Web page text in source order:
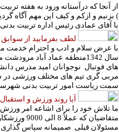
از آنجا که درآستانه ورود به هفته
) بزنیم و ازکم و کیف این مهم آگاه
با آقای عمادی رئیس اداره تربیت بدنی
لطف بفرمایید از
با عرض سلام و ادب و احترام خدمت
سمت ریاست امور تربیت بدنی
آیا روند ورزش و
ما تلاش خود را برای اشاعه امر
مسئولان قبلی صمیمانه سپاس گذاری